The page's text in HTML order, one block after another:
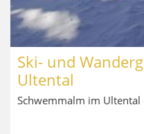
Ski- und
Ultental
Schwemmalm im Ultental